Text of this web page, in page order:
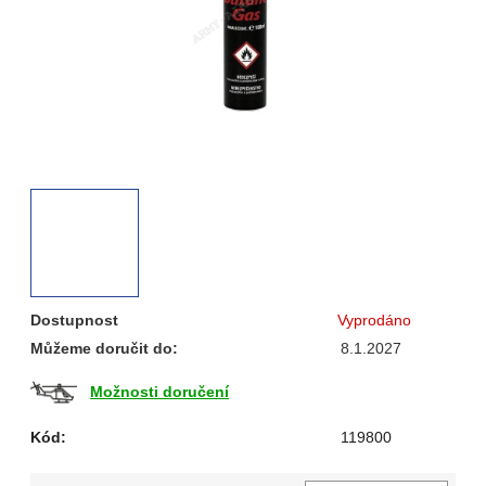
Dostupnost
Vyprodáno
Můžeme doručit do:
8.1.2027
Možnosti doručení
Kód: 119800